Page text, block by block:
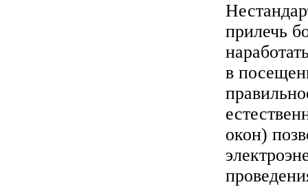
прилечь
в
окон)